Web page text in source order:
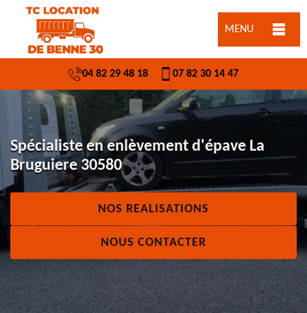
MENU
04 82 29 48 18 07 82 30 14 47
Spécialiste en enlèvement d'épave La
Bruguiere 30580
NOS REALISATIONS
NOUS CONTACTER